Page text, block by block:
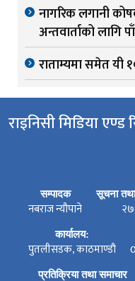
नागरिक लगानी
अन्तवार्ताको लागि
राताम्यमा समेत यी
राइनिसी मिडिया एण्ड
सम्पादक
नबराज न्यौपाने
सूचना तथा
कार्यालय:
पुतलीसडक, काठमाण्डौ
प्रतिक्रिया तथा समाचार